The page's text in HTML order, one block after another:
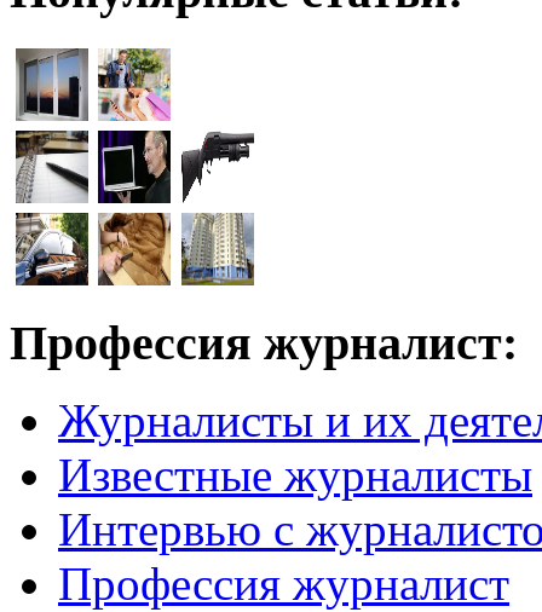
Профессия журналист:
Журналисты и их
Известные журналисты
Интервью с
Профессия журналист